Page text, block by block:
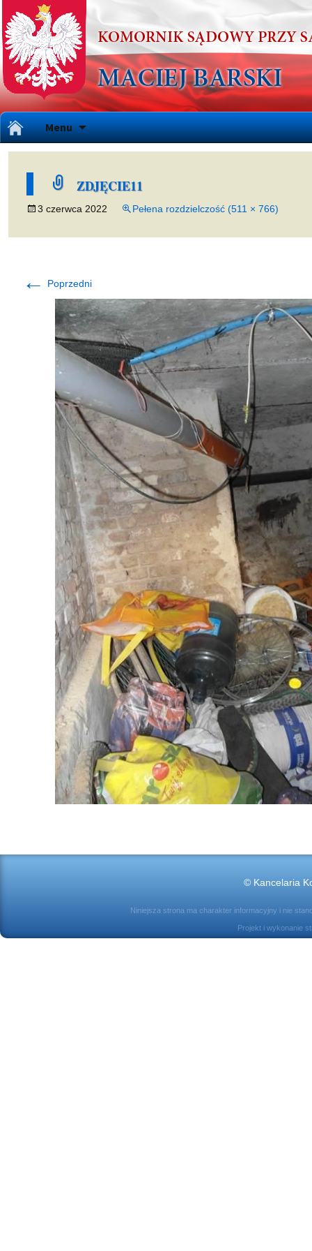
Menu
do
ZDJĘCIE11
3 czerwca 2022 Pełena rozdzielczość (511 × 766)
← Poprzedni
© Kancelaria
Niniejsza strona ma charakter informacyjny i nie
Projekt i wykonanie